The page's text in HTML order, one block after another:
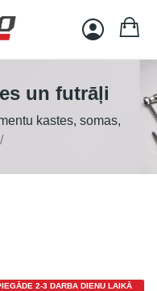
un futrāļi
kastes, somas,
2-3 DARBA DIENU LAIKĀ